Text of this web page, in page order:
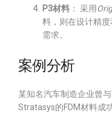
P3材料 ： 采用
料，则在设计精
需求。
案例分析
某知名汽车制造企业曾
Stratasys的FDM材料成